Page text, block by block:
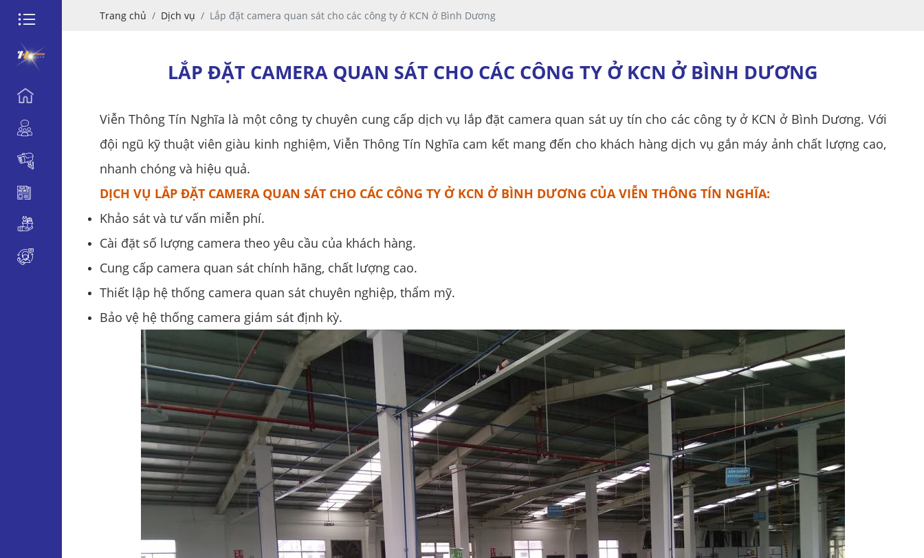
Trang chủ Dịch vụ Lắp đặt camera quan sát cho các công ty ở KCN ở Bình Dương
LẮP ĐẶT CAMERA QUAN SÁT CHO CÁC CÔNG TY Ở KCN Ở BÌNH DƯƠNG
Viễn Thông Tín Nghĩa là một công ty chuyên cung cấp dịch vụ lắp đặt camera quan sát uy tín cho các công ty ở KCN ở Bình Dương. Với
đội ngũ kỹ thuật viên giàu kinh nghiệm, Viễn Thông Tín Nghĩa cam kết mang đến cho khách hàng dịch vụ gắn máy ảnh chất lượng cao,
nhanh chóng và hiệu quả.
DỊCH VỤ LẮP ĐẶT CAMERA QUAN SÁT CHO CÁC CÔNG TY Ở KCN Ở BÌNH DƯƠNG CỦA VIỄN THÔNG TÍN NGHĨA:
Khảo sát và tư vấn miễn phí.
Cài đặt số lượng camera theo yêu cầu của khách hàng.
Cung cấp camera quan sát chính hãng, chất lượng cao.
Thiết lập hệ thống camera quan sát chuyên nghiệp, thẩm mỹ.
Bảo vệ hệ thống camera giám sát định kỳ.